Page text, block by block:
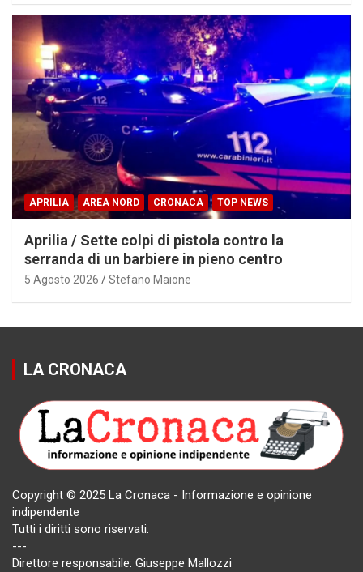
APRILIA AREA NORD CRONACA TOP NEWS
Aprilia / Sette colpi di pistola contro la
serranda di un barbiere in pieno centro
5 Agosto 2026 Stefano Maione
LA CRONACA
Copyright © 2025 La Cronaca - Informazione e opinione
indipendente
Tutti i diritti sono riservati.
---
Direttore responsabile: Giuseppe Mallozzi